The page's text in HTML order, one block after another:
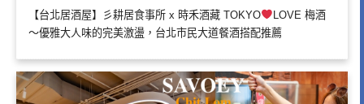
【台北居酒屋】彡耕居食事所 x 時禾酒藏 TOKYO
LOVE 梅酒
～優雅大人味的完美激盪，台北市民大道餐酒搭配推薦